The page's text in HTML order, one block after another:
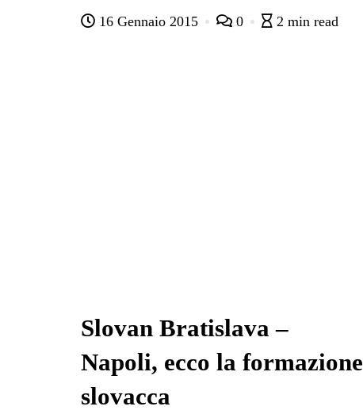
bo tte ts gr ed di
16 Gennaio 2015 0 2 min read
Slovan Bratislava –
Napoli, ecco la formazione
slovacca